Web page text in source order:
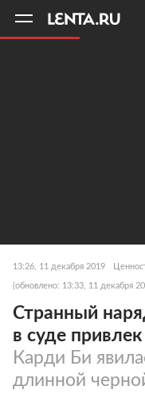
13:26, 11 декабря 2019
(обновлено: 13:33, 11 декабря
Странный
в суде
Карди Би
длинной